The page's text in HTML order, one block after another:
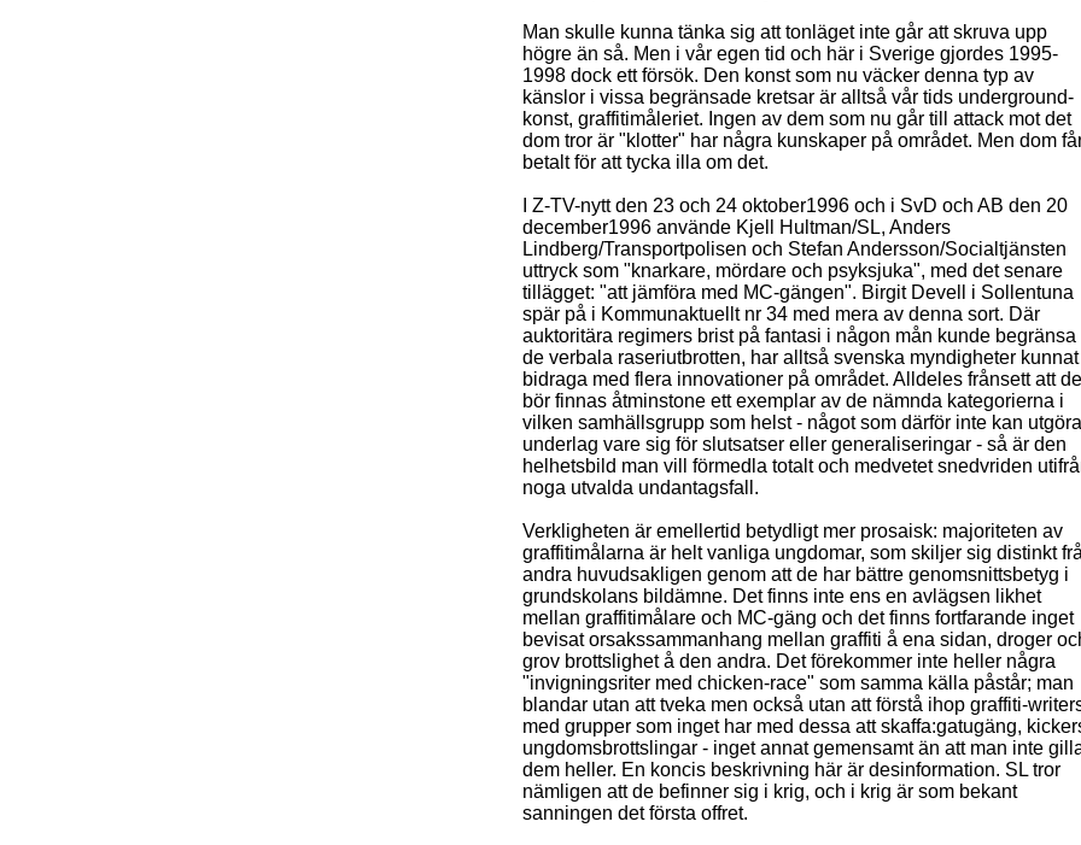
Man skulle kunna tänka sig att tonläget inte går att skruva upp
högre än så. Men i vår egen tid och här i Sverige gjordes 1995-
1998 dock ett försök. Den konst som nu väcker denna typ av
känslor i vissa begränsade kretsar är alltså vår tids underground-
konst, graffitimåleriet. Ingen av dem som nu går till attack mot det
dom tror är "klotter" har några kunskaper på området. Men dom
betalt för att tycka illa om det.
I Z-TV-nytt den 23 och 24 oktober1996 och i SvD och AB den 20
december1996 använde Kjell Hultman/SL, Anders
Lindberg/Transportpolisen och Stefan Andersson/Socialtjänsten
uttryck som "knarkare, mördare och psyksjuka", med det senare
tillägget: "att jämföra med MC-gängen". Birgit Devell i Sollentuna
spär på i Kommunaktuellt nr 34 med mera av denna sort. Där
auktoritära regimers brist på fantasi i någon mån kunde begränsa
de verbala raseriutbrotten, har alltså svenska myndigheter kunnat
bidraga med flera innovationer på området. Alldeles frånsett att
bör finnas åtminstone ett exemplar av de nämnda kategorierna i
vilken samhällsgrupp som helst - något som därför inte kan utgöra
underlag vare sig för slutsatser eller generaliseringar - så är den
helhetsbild man vill förmedla totalt och medvetet snedvriden
noga utvalda undantagsfall.
Verkligheten är emellertid betydligt mer prosaisk: majoriteten av
graffitimålarna är helt vanliga ungdomar, som skiljer sig distinkt
andra huvudsakligen genom att de har bättre genomsnittsbetyg i
grundskolans bildämne. Det finns inte ens en avlägsen likhet
mellan graffitimålare och MC-gäng och det finns fortfarande inget
bevisat orsakssammanhang mellan graffiti å ena sidan, droger
grov brottslighet å den andra. Det förekommer inte heller några
"invigningsriter med chicken-race" som samma källa påstår; man
blandar utan att tveka men också utan att förstå ihop graffiti-
med grupper som inget har med dessa att skaffa:gatugäng,
ungdomsbrottslingar - inget annat gemensamt än att man inte
dem heller. En koncis beskrivning här är desinformation. SL tror
nämligen att de befinner sig i krig, och i krig är som bekant
sanningen det första offret.